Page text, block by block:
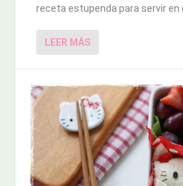
receta estupenda para servir en
LEER MÁS